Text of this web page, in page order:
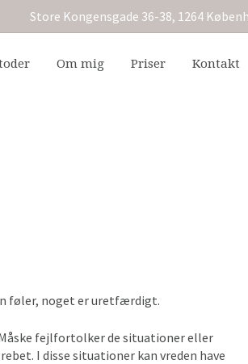
Store Kongensgade 36-38, 1264
Om mig Priser Kontakt
føler, noget er uretfærdigt.
fejlfortolker de situationer eller
I disse situationer kan vreden have